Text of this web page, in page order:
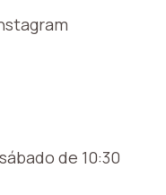
de 10:30